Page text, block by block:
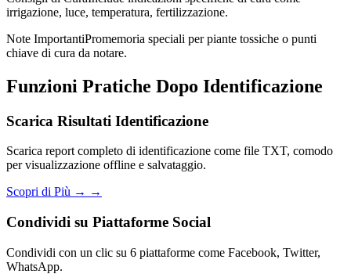
irrigazione, luce, temperatura, fertilizzazione.
Note ImportantiPromemoria speciali per piante tossiche o punti
chiave di cura da notare.
Funzioni Pratiche Dopo Identificazione
Scarica Risultati Identificazione
Scarica report completo di identificazione come file TXT, comodo
per visualizzazione offline e salvataggio.
Scopri di Più → →
Condividi su Piattaforme Social
Condividi con un clic su 6 piattaforme come Facebook, Twitter,
WhatsApp.